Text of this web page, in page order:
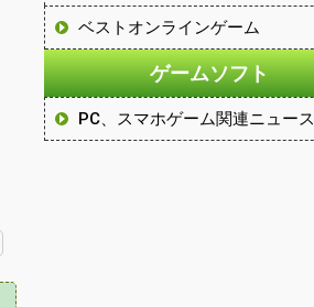
ベストオンラインゲーム
ゲームソフト
PC、スマホゲーム関連ニュース